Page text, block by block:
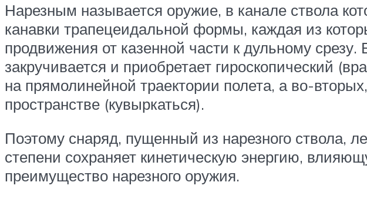
Нарезным называется оружие, в канале ствола
канавки трапецеидальной формы, каждая из
продвижения от казенной части к дульному
закручивается и приобретает гироскопический
на прямолинейной траектории полета, а во-
пространстве (кувыркаться).
Поэтому снаряд, пущенный из нарезного ствола,
степени сохраняет кинетическую энергию,
преимущество нарезного оружия.